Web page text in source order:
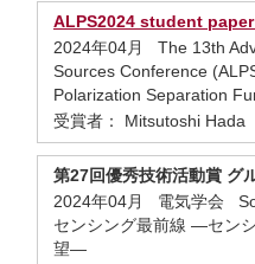
ALPS2024 student
2024年04月 The 13th
Sources Conference
Polarization Separation
受賞者： Mitsutoshi Hada
第27回優秀技術活動賞 グ
2024年04月 電気学会
センシング最前線 ―セン
望―